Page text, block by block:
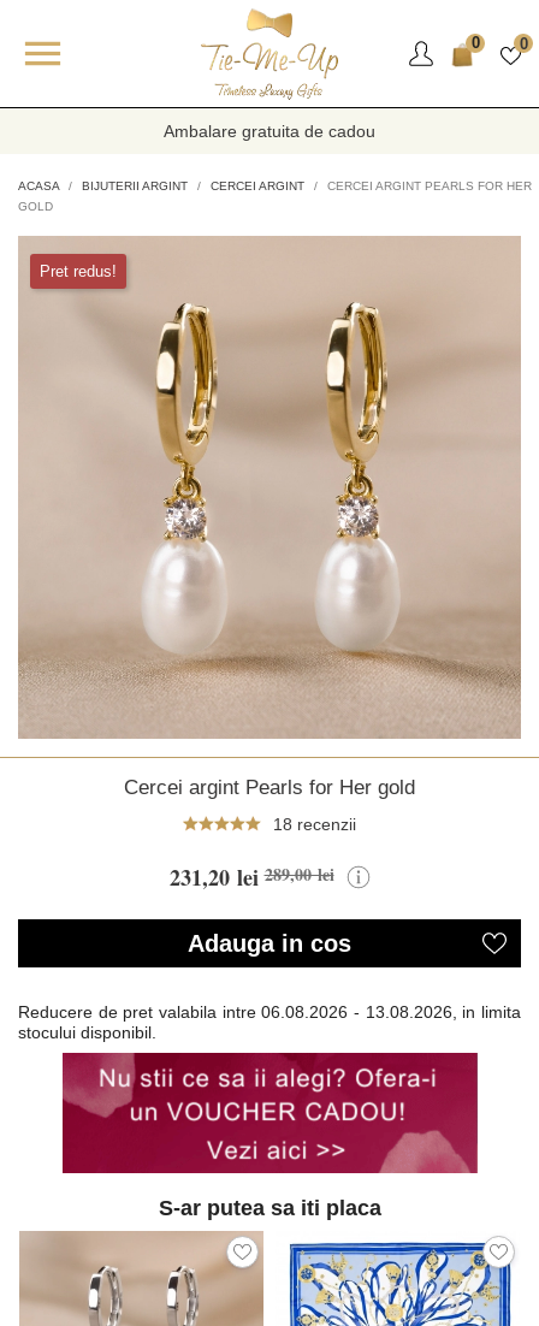
 0 0
Ambalare gratuita de cadou
ACASA BIJUTERII ARGINT CERCEI ARGINT
CERCEI ARGINT PEARLS FOR HER
GOLD
Pret redus!
Cercei argint Pearls for Her gold
18 recenzii
231,20 lei 289,00 lei
Adauga in cos
Reducere de pret valabila intre06.08.2026 - 13.08.2026, in limita
stocului disponibil.
S-ar putea sa iti placa